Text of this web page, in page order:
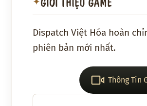
Dispatch Việt Hóa hoàn
phiên bản mới nhất.
Thông Tin